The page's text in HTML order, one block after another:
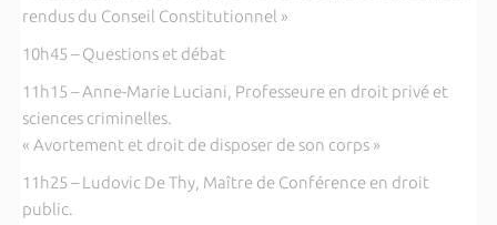
rendus du Conseil Constitutionnel »
10h45 – Questions et débat
11h15 – Anne-Marie Luciani, Professeure en droit privé et
sciences criminelles.
« Avortement et droit de disposer de son corps »
11h25 – Ludovic De Thy, Maître de Conférence en droit
public.